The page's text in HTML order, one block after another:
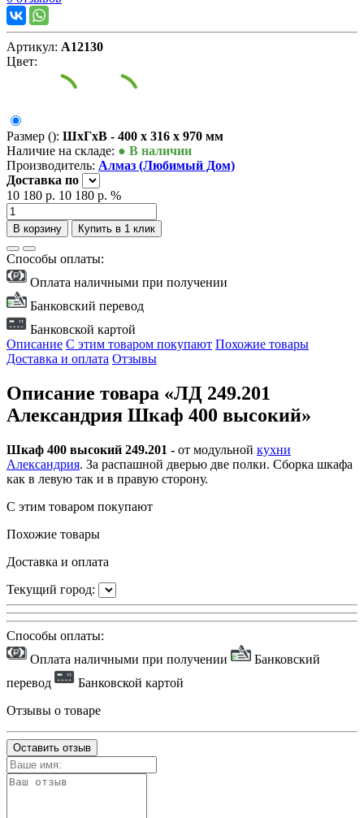
Артикул: А12130
Цвет:
Размер (): ШxГxВ - 400 x 316 x 970 мм
Наличие на складе: ● В наличии
Производитель: Алмаз (Любимый Дом)
Доставка по
10 180 р. 10 180 р. %
В корзину Купить в 1 клик
Способы оплаты:
Оплата наличными при получении
Банковский перевод
Банковской картой
Описание С этим товаром покупают Похожие товары
Доставка и оплата Отзывы
Описание товара «ЛД 249.201
Александрия Шкаф 400 высокий»
Шкаф 400 высокий 249.201 - от модульной кухни
Александрия. За распашной дверью две полки. Сборка шкафа
как в левую так и в правую сторону.
С этим товаром покупают
Похожие товары
Доставка и оплата
Текущий город:
Способы оплаты:
Оплата наличными при получении
Банковский
перевод
Банковской картой
Отзывы о товаре
Оставить отзыв